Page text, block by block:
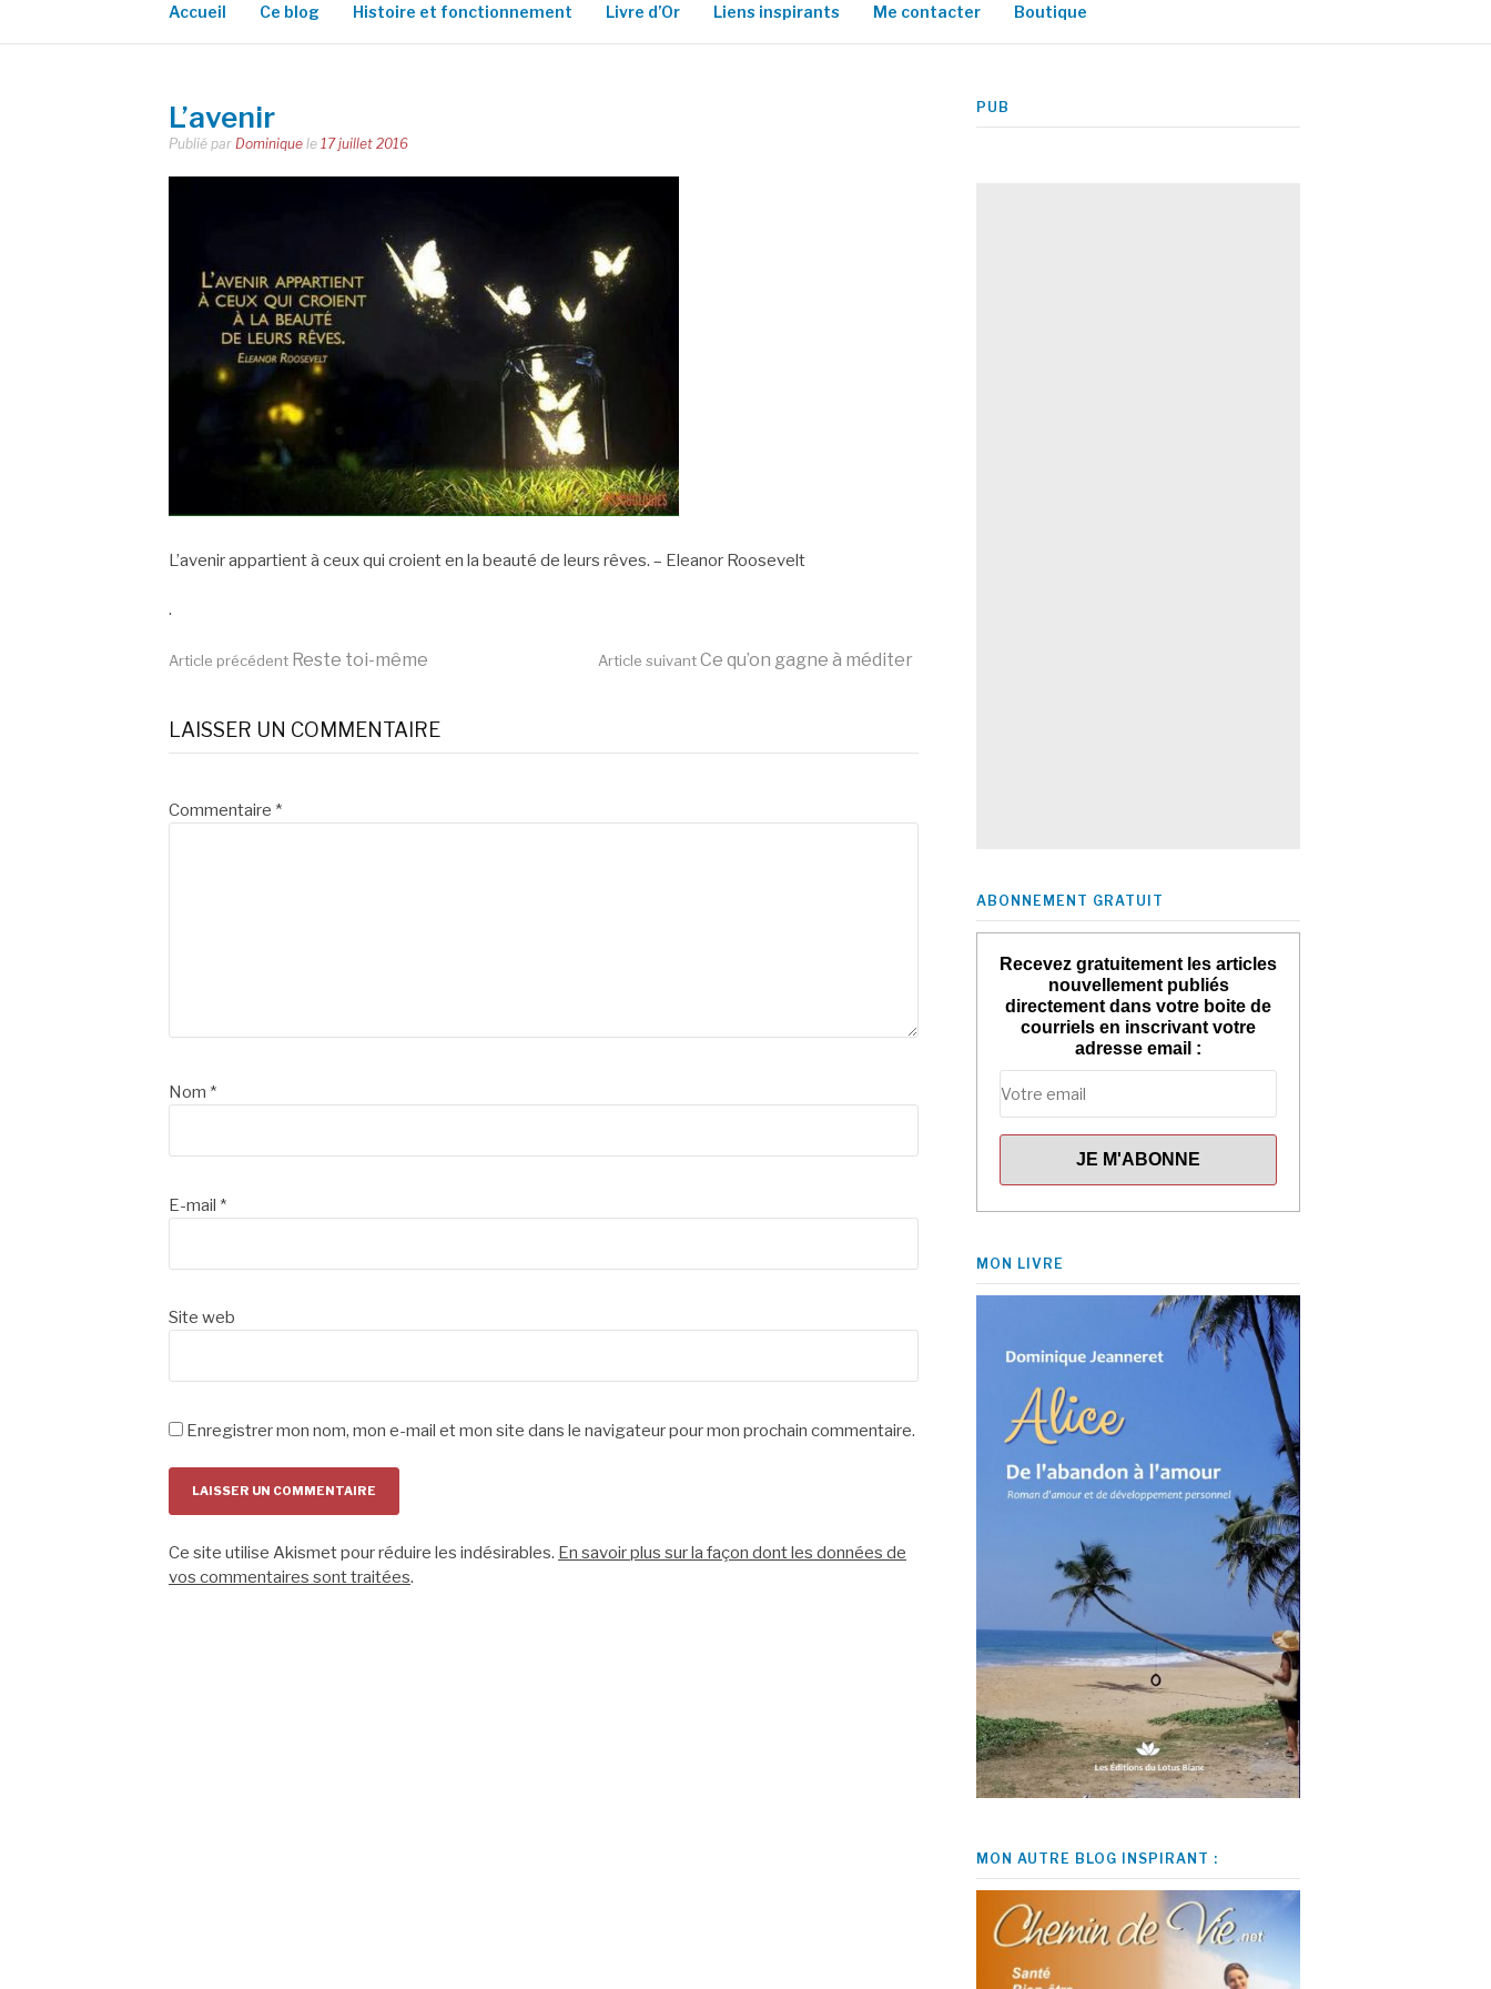
Accueil Ce blog Histoire et fonctionnement Livre d’Or Liens inspirants Me contacter Boutique
L’avenir
Publié par Dominique le 17 juillet 2016
L’avenir appartient à ceux qui croient en la beauté de leurs rêves. – Eleanor Roosevelt
.
Lire
la
suite
Article précédent Reste toi-même Article suivantCe qu’on gagne à méditer
LAISSER UN COMMENTAIRE
Commentaire *
Nom *
E-mail *
Site web
Enregistrer mon nom, mon e-mail et mon site dans le navigateur pour mon prochain commentaire.
Ce site utilise Akismet pour réduire les indésirables. En savoir plus sur la façon dont les données de
vos commentaires sont traitées.
PUB
ABONNEMENT GRATUIT
Recevez gratuitement les articles
nouvellement publiés
directement dans votre boite de
courriels en inscrivant votre
adresse email :
MON LIVRE
MON AUTRE BLOG INSPIRANT :